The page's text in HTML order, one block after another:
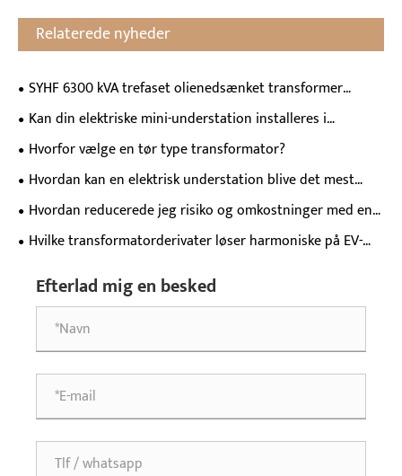
Relaterede nyheder
SYHF 6300 kVA trefaset olienedsænket transformer
vinder udbredt anerkendelse i Aserbajdsjan, vist på lokalt
Kan din elektriske mini-understation installeres i
underjordisk parkering?
Hvorfor vælge en tør type transformator?
Hvordan kan en elektrisk understation blive det mest
pålidelige aktiv i mit net?
Hvordan reducerede jeg risiko og omkostninger med en
opgradering af en transformer i olie?
Hvilke transformatorderivater løser harmoniske på EV-
Efterlad mig en besked